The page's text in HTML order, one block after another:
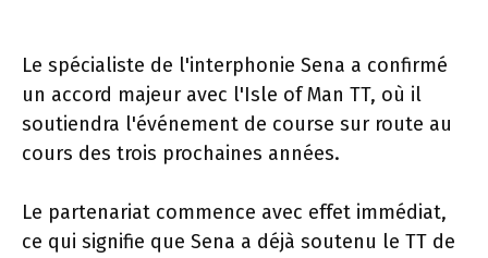
Le spécialiste de l'interphonie Sena a confirmé
un accord majeur avec l'Isle of Man TT, où il
soutiendra l'événement de course sur route au
cours des trois prochaines années.
Le partenariat commence avec effet immédiat,
ce qui signifie que Sena a déjà soutenu le TT de